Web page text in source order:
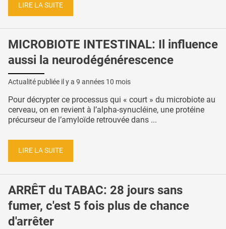
LIRE LA SUITE
MICROBIOTE INTESTINAL: Il influence
aussi la neurodégénérescence
Actualité publiée il y a 9 années 10 mois
Pour décrypter ce processus qui « court » du microbiote au
cerveau, on en revient à l’alpha-synucléine, une protéine
précurseur de l’amyloïde retrouvée dans ...
LIRE LA SUITE
ARRÊT du TABAC: 28 jours sans
fumer, c'est 5 fois plus de chance
d'arrêter